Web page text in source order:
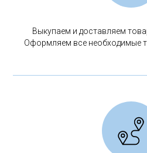
Выкупаем и доставляем
Оформляем все необходимые